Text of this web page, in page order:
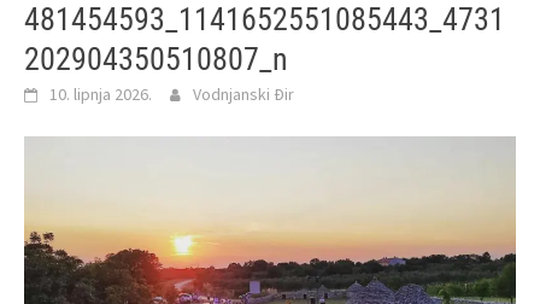
481454593_1141652551085443_4731
202904350510807_n
10. lipnja 2026. Vodnjanski Đir